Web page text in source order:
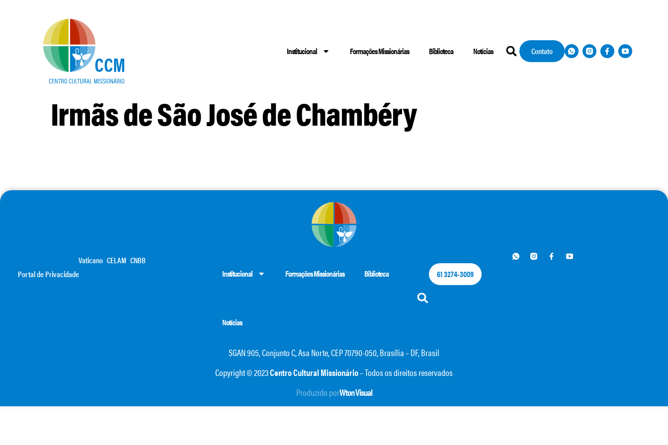
Institucional Formações Missionárias Biblioteca Notícias Contato
Irmãs de São José de Chambéry
Vaticano CELAM CNBB
Portal de Privacidade
Institucional Formações Missionárias Biblioteca
Notícias
61 3274-3009​
SGAN 905, Conjunto C, Asa Norte, CEP 70790-050, Brasília – DF, Brasil
Copyright © 2023Centro Cultural Missionário– Todos os direitos reservados
Produzido porWton Visual